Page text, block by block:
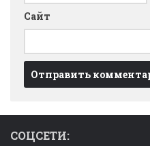
Сайт
СОЦСЕТИ: